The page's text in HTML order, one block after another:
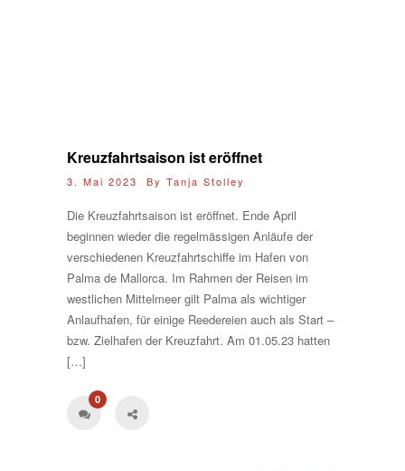
Kreuzfahrtsaison ist eröffnet
3. Mai 2023 By Tanja Stolley
Die Kreuzfahrtsaison ist eröffnet. Ende April
beginnen wieder die regelmässigen Anläufe der
verschiedenen Kreuzfahrtschiffe im Hafen von
Palma de Mallorca. Im Rahmen der Reisen im
westlichen Mittelmeer gilt Palma als wichtiger
Anlaufhafen, für einige Reedereien auch als Start –
bzw. Zielhafen der Kreuzfahrt. Am 01.05.23 hatten
[…]
0